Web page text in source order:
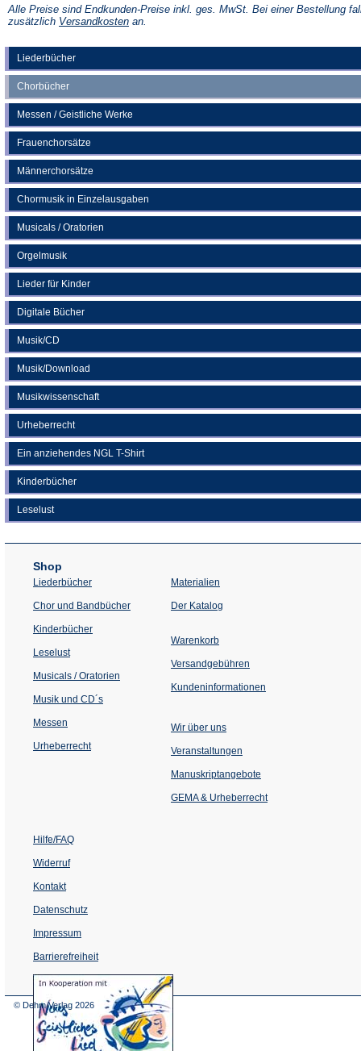
Liederbücher
Chorbücher
Messen / Geistliche Werke
Frauenchorsätze
Männerchorsätze
Chormusik in Einzelausgaben
Musicals / Oratorien
Orgelmusik
Lieder für Kinder
Digitale Bücher
Musik/CD
Musik/Download
Musikwissenschaft
Urheberrecht
Ein anziehendes NGL T-Shirt
Kinderbücher
Leselust
einem
neuen
Alle Preise sind Endkunden-Preise inkl. ges. MwSt. Bei einer Bestellung
zusätzlich Versandkosten(Öffnet
an.
Shop
Liederbücher
Chor und Bandbücher
Kinderbücher
Leselust
Musicals / Oratorien
Musik und CD´s
Messen
Urheberrecht
Materialien
Der Katalog
Warenkorb
Versandgebühren
Kundeninformationen
Wir über uns
Veranstaltungen
einem
Tab)
Manuskriptangebote
GEMA & Urheberrecht
Hilfe/FAQ
Widerruf
Kontakt
Datenschutz
Impressum
Barrierefreiheit
(Öffnet
in
© Dehm Verlag 2026